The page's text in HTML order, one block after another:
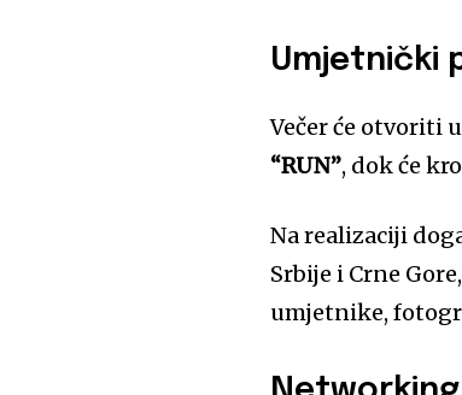
Umjetnički
Večer će otvoriti
“RUN”, dok će
Na realizaciji
Srbije i Crne
umjetnike,